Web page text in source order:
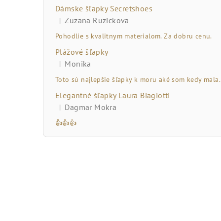
l
Dámske šľapky Secretshoes
Hodnotenie produktu je 5 z 5 hviezdičiek.
| Zuzana Ruzickova
Pohodlie s kvalitnym materialom. Za dobru cenu.
Plážové šľapky
Hodnotenie produktu je 5 z 5 hviezdičiek.
| Monika
Toto sú najlepšie šľapky k moru aké som kedy mala.
Elegantné šľapky Laura Biagiotti
Hodnotenie produktu je 5 z 5 hviezdičiek.
| Dagmar Mokra
👍👍👍